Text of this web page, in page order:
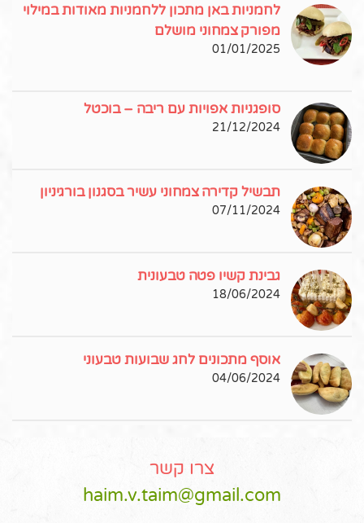
לחמניות באן מתכון ללחמניות מאודות במילוי
מפורק צמחוני מושלם
01/01/2025
סופגניות אפויות עם ריבה – בוכטל
21/12/2024
תבשיל קדירה צמחוני עשיר בסגנון בורגיניון
07/11/2024
גבינת קשיו פטה טבעונית
18/06/2024
אוסף מתכונים לחג שבועות טבעוני
04/06/2024
צרו קשר
haim.v.taim@gmail.com